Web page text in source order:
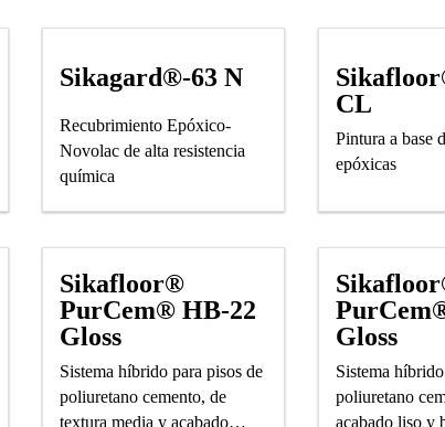
Sikagard®-63 N
Recubrimiento Epóxico-
Novolac de alta resistencia
química
CL
Pintura a base
epóxicas
Sikafloor®
PurCem® HB-22
Gloss
Sistema híbrido para pisos de
poliuretano cemento, de
textura media y acabado
Gloss
Sistema
poliuretano
acabado liso y